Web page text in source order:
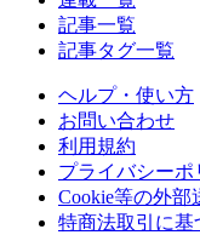
記事一覧
記事タグ一覧
ヘルプ・使い方
お問い合わせ
利用規約
プライバシーポ
Cookie等の外部
特商法取引に基